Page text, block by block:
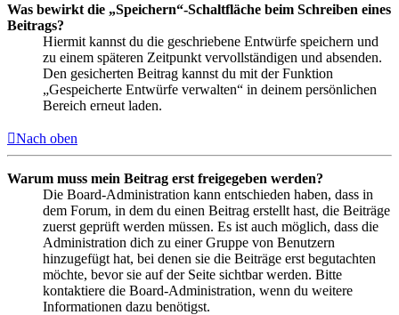
Was bewirkt die „Speichern“-Schaltfläche beim Schreiben eines
Beitrags?
Hiermit kannst du die geschriebene Entwürfe speichern und
zu einem späteren Zeitpunkt vervollständigen und absenden.
Den gesicherten Beitrag kannst du mit der Funktion
„Gespeicherte Entwürfe verwalten“ in deinem persönlichen
Bereich erneut laden.
Nach oben
Warum muss mein Beitrag erst freigegeben werden?
Die Board-Administration kann entschieden haben, dass in
dem Forum, in dem du einen Beitrag erstellt hast, die Beiträge
zuerst geprüft werden müssen. Es ist auch möglich, dass die
Administration dich zu einer Gruppe von Benutzern
hinzugefügt hat, bei denen sie die Beiträge erst begutachten
möchte, bevor sie auf der Seite sichtbar werden. Bitte
kontaktiere die Board-Administration, wenn du weitere
Informationen dazu benötigst.